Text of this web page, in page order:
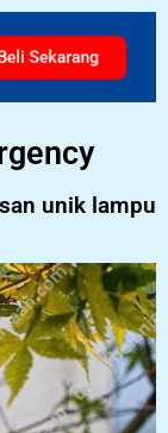
Sekarang
unik lampu